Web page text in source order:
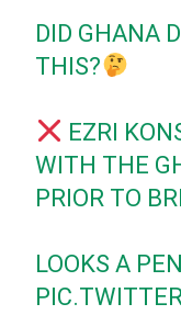
DID GHANA
THIS?
EZRI
WITH THE
PRIOR TO
LOOKS A